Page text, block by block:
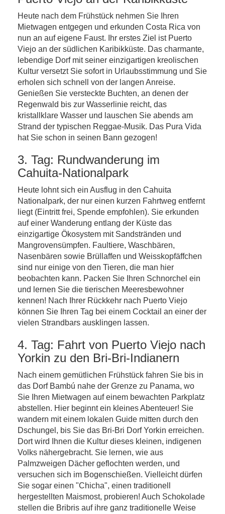
Heute nach dem Frühstück nehmen Sie Ihren
Mietwagen entgegen und erkunden Costa Rica von
nun an auf eigene Faust. Ihr erstes Ziel ist Puerto
Viejo an der südlichen Karibikküste. Das charmante,
lebendige Dorf mit seiner einzigartigen kreolischen
Kultur versetzt Sie sofort in Urlaubsstimmung und Sie
erholen sich schnell von der langen Anreise.
Genießen Sie versteckte Buchten, an denen der
Regenwald bis zur Wasserlinie reicht, das
kristallklare Wasser und lauschen Sie abends am
Strand der typischen Reggae-Musik. Das Pura Vida
hat Sie schon in seinen Bann gezogen!
3. Tag: Rundwanderung im
Cahuita-Nationalpark
Heute lohnt sich ein Ausflug in den Cahuita
Nationalpark, der nur einen kurzen Fahrtweg entfernt
liegt (Eintritt frei, Spende empfohlen). Sie erkunden
auf einer Wanderung entlang der Küste das
einzigartige Ökosystem mit Sandstränden und
Mangrovensümpfen. Faultiere, Waschbären,
Nasenbären sowie Brüllaffen und Weisskopfäffchen
sind nur einige von den Tieren, die man hier
beobachten kann. Packen Sie Ihren Schnorchel ein
und lernen Sie die tierischen Meeresbewohner
kennen! Nach Ihrer Rückkehr nach Puerto Viejo
können Sie Ihren Tag bei einem Cocktail an einer der
vielen Strandbars ausklingen lassen.
4. Tag: Fahrt von Puerto Viejo nach
Yorkin zu den Bri-Bri-Indianern
Nach einem gemütlichen Frühstück fahren Sie bis in
das Dorf Bambú nahe der Grenze zu Panama, wo
Sie Ihren Mietwagen auf einem bewachten Parkplatz
abstellen. Hier beginnt ein kleines Abenteuer! Sie
wandern mit einem lokalen Guide mitten durch den
Dschungel, bis Sie das Bri-Bri Dorf Yorkin erreichen.
Dort wird Ihnen die Kultur dieses kleinen, indigenen
Volks nähergebracht. Sie lernen, wie aus
Palmzweigen Dächer geflochten werden, und
versuchen sich im Bogenschießen. Vielleicht dürfen
Sie sogar einen "Chicha", einen traditionell
hergestellten Maismost, probieren! Auch Schokolade
stellen die Bribris auf ihre ganz traditionelle Weise